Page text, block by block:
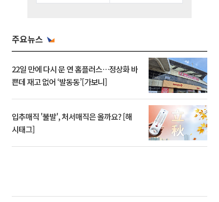
주요뉴스
22일 만에 다시 문 연 홈플러스…정상화 바
쁜데 재고 없어 ‘발동동’[가보니]
입추매직 '불발', 처서매직은 올까요? [해
시태그]